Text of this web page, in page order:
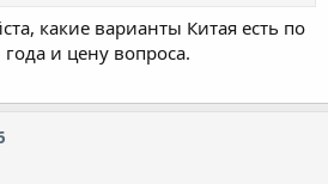
какие варианты Китая есть по
и цену вопроса.